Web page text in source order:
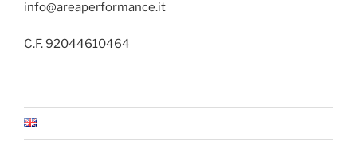
info@areaperformance.it
C.F. 92044610464